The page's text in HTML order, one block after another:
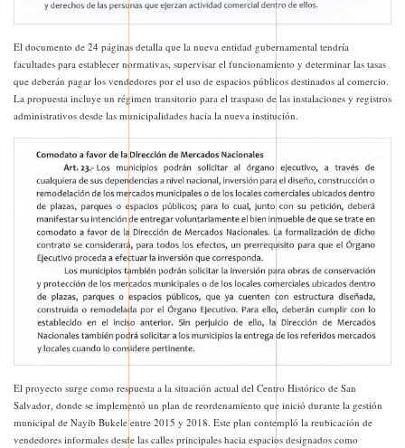
El documento de 24 páginas detalla que la nueva entidad gubernamental tendría
facultades para establecer normativas, supervisar el funcionamiento y determinar las tasas
que deberán pagar los vendedores por el uso de espacios públicos destinados al comercio.
La propuesta incluye un régimen transitorio para el traspaso de las instalaciones y registros
administrativos desde las municipalidades hacia la nueva institución.
El proyecto surge como respuesta a la situación actual del Centro Histórico de San
Salvador, donde se implementó un plan de reordenamiento que inició durante la gestión
municipal de Nayib Bukele entre 2015 y 2018. Este plan contempló la reubicación de
vendedores informales desde las calles principales hacia espacios designados como